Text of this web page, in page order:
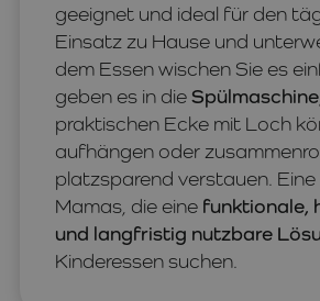
geeignet und ideal für den
Einsatz zu Hause und
dem Essen wischen Sie es
geben es in dieSpülmaschine
praktischen Ecke mit Loch
aufhängen oder
platzsparend verstauen.
Mamas, die eine funktionale,
und langfristig nutzbare
Kinderessen suchen.